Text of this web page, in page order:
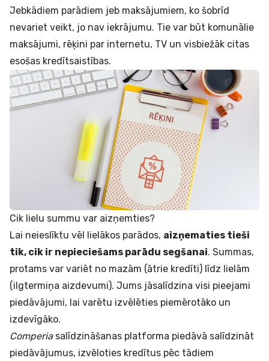
Jebkādiem parādiem jeb maksājumiem, ko šobrīd
nevariet veikt, jo nav iekrājumu. Tie var būt komunālie
maksājumi, rēķini par internetu, TV un visbiežāk citas
esošas kredītsaistības.
Cik lielu summu var aizņemties?
Lai neieslīktu vēl lielākos parādos, aizņematies tieši
tik, cik ir nepieciešams parādu segšanai. Summas,
protams var variēt no mazām (ātrie kredīti) līdz lielām
(ilgtermiņa aizdevumi). Jums jāsalīdzina visi pieejami
piedāvājumi, lai varētu izvēlēties piemērotāko un
izdevīgāko.
Comperia salīdzināšanas platforma piedāvā salīdzināt
piedāvājumus, izvēloties kredītus pēc tādiem